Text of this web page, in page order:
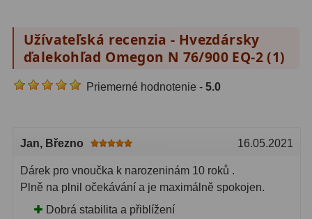
Užívateľská recenzia - Hvezdársky
ďalekohľad Omegon N 76/900 EQ-2 (1)
Priemerné hodnotenie - 5.0
Jan, Březno 16.05.2021
Dárek pro vnoučka k narozeninám 10 roků .
Plně na plnil očekávání a je maximálně spokojen.
Dobrá stabilita a přiblížení